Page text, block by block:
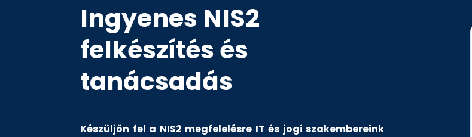
Ingyenes NIS2
felkészítés és
tanácsadás
Készüljön fel a NIS2 megfelelésre IT és jogi szakembereink